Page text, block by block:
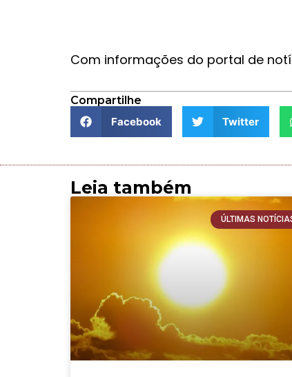
Com informações do portal de
Compartilhe
Facebook
Twitter
Leia também
ÚLTIMAS